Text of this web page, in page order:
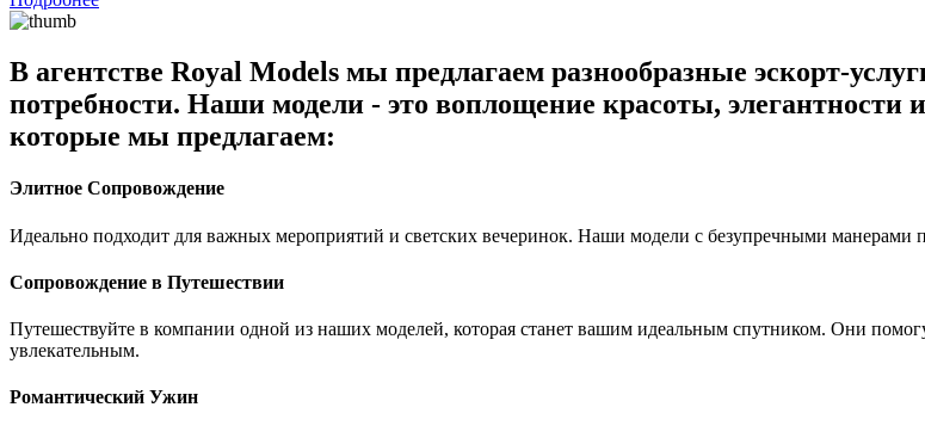
В агентстве Royal Models мы предлагаем разнообразные эскорт-
потребности. Наши модели - это воплощение красоты, элегантности
которые мы предлагаем:
Элитное Сопровождение
Идеально подходит для важных мероприятий и светских вечеринок. Наши модели с безупречными манерами
Сопровождение в Путешествии
Путешествуйте в компании одной из наших моделей, которая станет вашим идеальным спутником. Они
увлекательным.
Романтический Ужин